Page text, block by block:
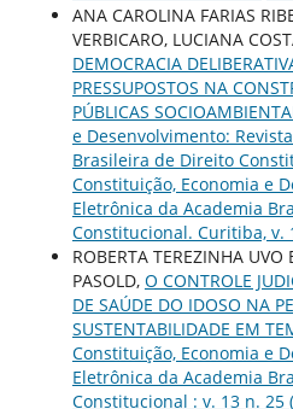
ANA CAROLINA FARIAS
VERBICARO, LUCIANA
DEMOCRACIA
PRESSUPOSTOS NA
PÚBLICAS
e Desenvolvimento:
Brasileira de Direito
Constituição, Economia e
Eletrônica da Academia
Constitucional. Curitiba, v.
ROBERTA TEREZINHA UVO
PASOLD, O CONTROLE
DE SAÚDE DO IDOSO NA
SUSTENTABILIDADE EM
Constituição, Economia e
Eletrônica da Academia
Constitucional : v. 13 n. 25